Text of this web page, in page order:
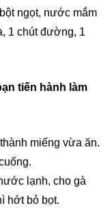
ngọt, nước mắm
1 chút đường, 1
tiến hành làm
miếng vừa ăn.
lạnh, cho gà
hớt bỏ bọt.